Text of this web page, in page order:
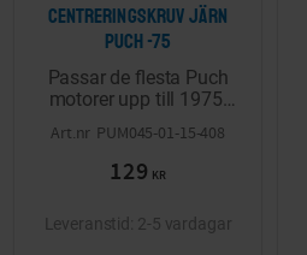
Centreringskruv järn
Puch -75
Passar de flesta Puch
motorer upp till 1975.
PUM045-01-15-408
129 KR
2-5 vardagar